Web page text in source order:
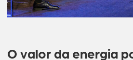
O valor da energia